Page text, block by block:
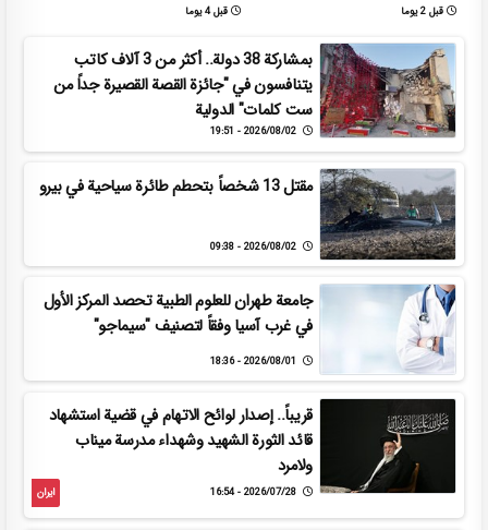
قبل 2 يوما قبل 4 يوما
بمشاركة 38 دولة.. أكثر من 3 آلاف كاتب
يتنافسون في "جائزة القصة القصيرة جداً من
ست كلمات" الدولية
مقتل 13 شخصاً بتحطم طائرة سياحية في بيرو
جامعة طهران للعلوم الطبية تحصد المركز الأول
في غرب آسيا وفقاً لتصنيف "سيماجو"
قريباً.. إصدار لوائح الاتهام في قضية استشهاد
قائد الثورة الشهيد وشهداء مدرسة ميناب
ولامرد
ایران